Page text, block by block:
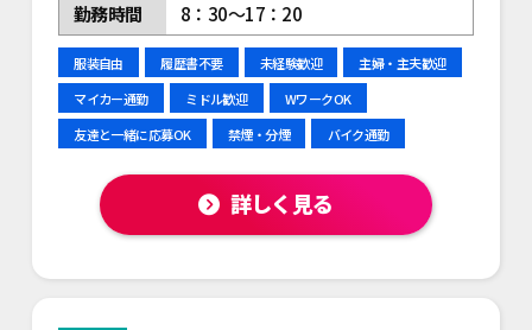
勤務時間
8：30～17：20
服装自由 履歴書不要 未経験歓迎
主婦・主夫歓迎
マイカー通勤
ミドル歓迎
WワークOK
友達と一緒に応募OK
禁煙・分煙 バイク通勤
詳しく見る